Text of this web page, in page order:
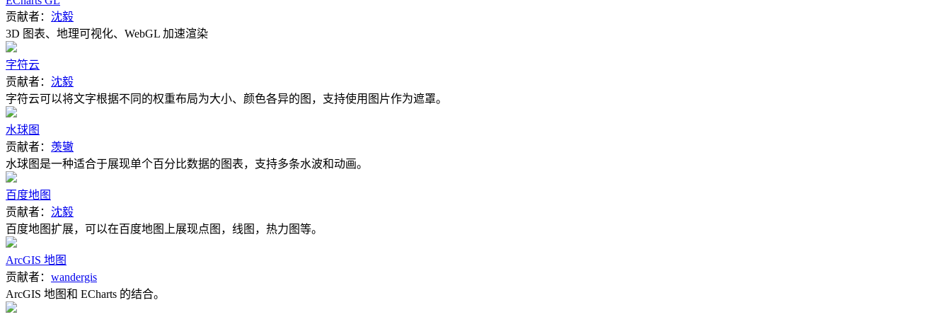
贡献者： 沈毅
3D 图表、地理可视化、WebGL 加速渲染
字符云
贡献者： 沈毅
字符云可以将文字根据不同的权重布局为大小、颜色各异的图，支持使用图片作为遮罩。
水球图
贡献者： 羡辙
水球图是一种适合于展现单个百分比数据的图表，支持多条水波和动画。
百度地图
贡献者： 沈毅
百度地图扩展，可以在百度地图上展现点图，线图，热力图等。
ArcGIS 地图
贡献者： wandergis
ArcGIS 地图和 ECharts 的结合。